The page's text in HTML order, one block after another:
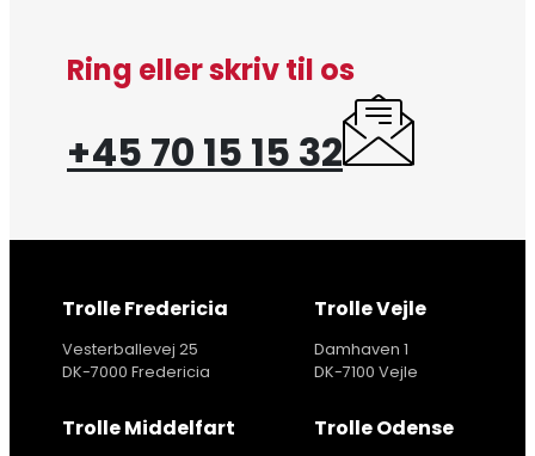
Ring eller skriv til os
+45 70 15 15 32
Trolle Fredericia
Vesterballevej 25
DK-7000 Fredericia
Trolle Vejle
Damhaven 1
DK-7100 Vejle
Trolle Middelfart Trolle Odense